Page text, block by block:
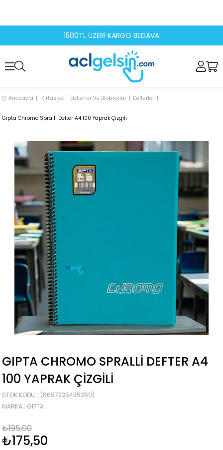
1500TL ÜZERİ KARGO BEDAVA
Anasayfa Kırtasiye Defterler Ve Bloknotlar Defterler
Gıpta Chromo Spralli Defter A4 100 Yaprak Çizgili
GIPTA CHROMO SPRALLI DEFTER A4
100 YAPRAK ÇIZGILI
STOK KODU
(8697236435250)
MARKA : GIPTA
₺195,00
₺175,50